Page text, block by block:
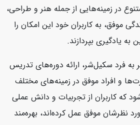
در زمینه‌هایی از جمله هنر و طراحی،
موفق، به کاربران خود این امکان را
یادگیری بپردازند.
فرد سکیل‌شر، ارائه دوره‌های تدریس
و افراد موفق در زمینه‌های مختلف
که کاربران از تجربیات و دانش عملی
نظرشان موفق عمل کرده‌اند، بهره‌مند